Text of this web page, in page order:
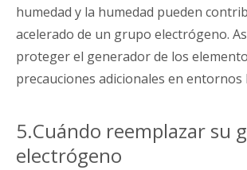
humedad y la humedad pueden
acelerado de un grupo electrógeno.
proteger el generador de los
precauciones adicionales en entornos
5.Cuándo reemplazar su
electrógeno